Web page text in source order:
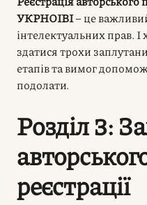
УКРНОІВІ– це
інтелектуальних прав.
здатися трохи
етапів та вимог
подолати.
Розділ 3:
реєстрації